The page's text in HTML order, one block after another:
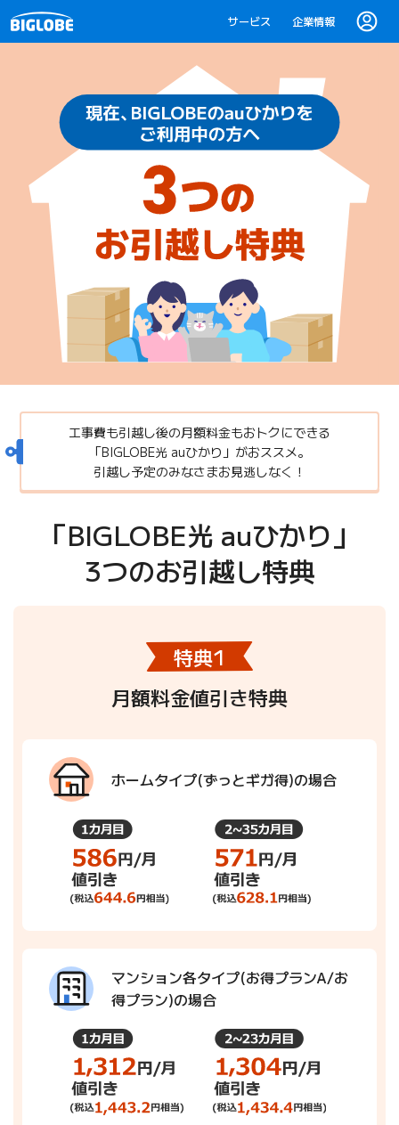
サービス 企業情報
工事費も引越し後の月額料金もおトクにできる
「BIGLOBE光 auひかり」がおススメ。
引越し予定のみなさまお見逃しなく！
「BIGLOBE光 auひかり」
3つのお引越し特典
特典1
月額料金値引き特典
ホームタイプ(ずっとギガ得)の場合
マンション各タイプ(お得プランA/お
得プラン)の場合